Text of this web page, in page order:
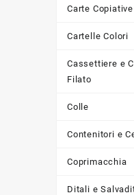
Carte Copiative
Cartelle Colori
Cassettiere e
Filato
Colle
Contenitori e
Coprimacchia
Ditali e